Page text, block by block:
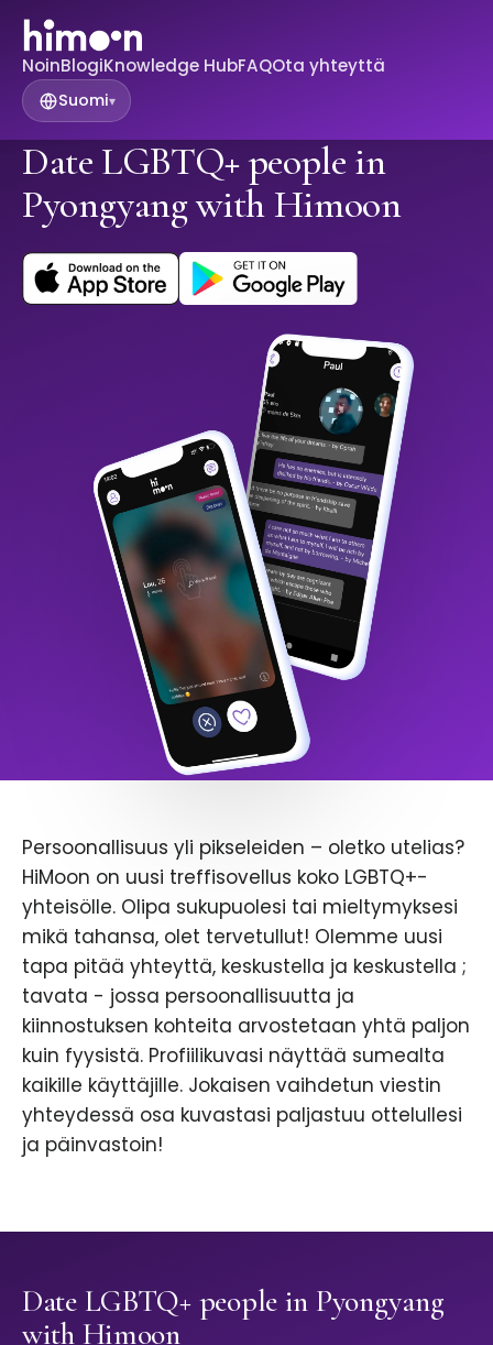
NoinBlogiKnowledge HubFAQOta yhteyttä
Suomi▾
Date LGBTQ+ people in
Pyongyang with Himoon
Persoonallisuus yli pikseleiden – oletko utelias?
HiMoon on uusi treffisovellus koko LGBTQ+-
yhteisölle. Olipa sukupuolesi tai mieltymyksesi
mikä tahansa, olet tervetullut! Olemme uusi
tapa pitää yhteyttä, keskustella ja keskustella ;
tavata - jossa persoonallisuutta ja
kiinnostuksen kohteita arvostetaan yhtä paljon
kuin fyysistä. Profiilikuvasi näyttää sumealta
kaikille käyttäjille. Jokaisen vaihdetun viestin
yhteydessä osa kuvastasi paljastuu ottelullesi
ja päinvastoin!
Date LGBTQ+ people in Pyongyang
with Himoon